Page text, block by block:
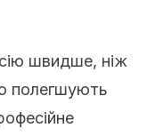
швидше, ніж
полегшують